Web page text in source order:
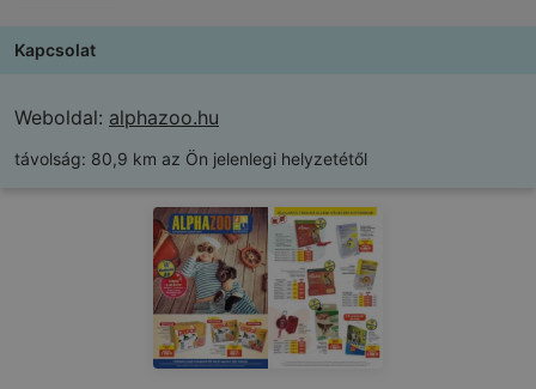
Kapcsolat
Weboldal: alphazoo.hu
távolság: 80,9 km az Ön jelenlegi helyzetétől